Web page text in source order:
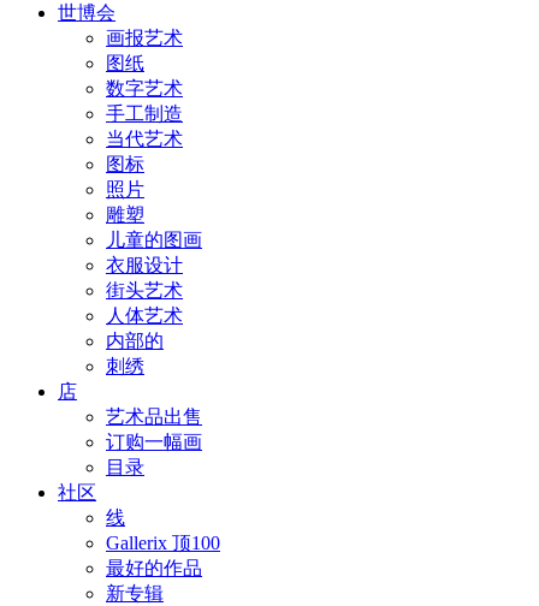
世博会
画报艺术
图纸
数字艺术
手工制造
当代艺术
图标
照片
雕塑
儿童的图画
衣服设计
街头艺术
人体艺术
内部的
刺绣
店
艺术品出售
订购一幅画
目录
社区
线
Gallerix 顶100
最好的作品
新专辑